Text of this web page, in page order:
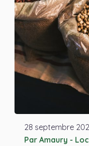
28 septembre
Par Amaury -